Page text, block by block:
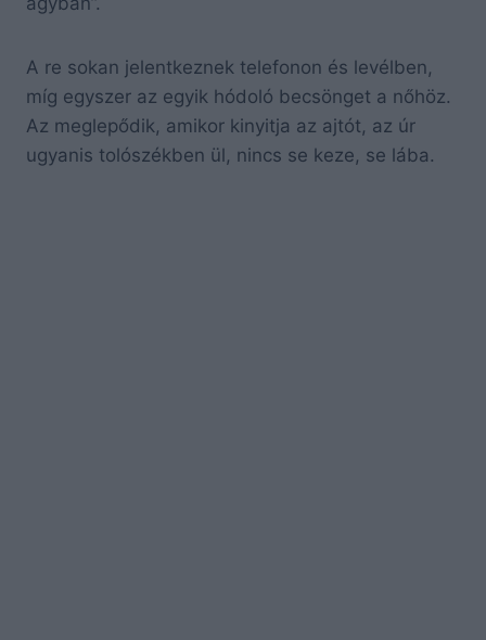
A re sokan jelentkeznek telefonon és levélben,
míg egyszer az egyik hódoló becsönget a nőhöz.
Az meglepődik, amikor kinyitja az ajtót, az úr
ugyanis tolószékben ül, nincs se keze, se lába.